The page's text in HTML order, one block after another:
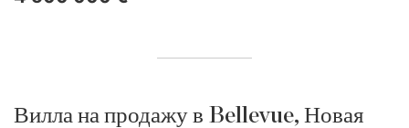
Вилла на продажу в Bellevue, Новая